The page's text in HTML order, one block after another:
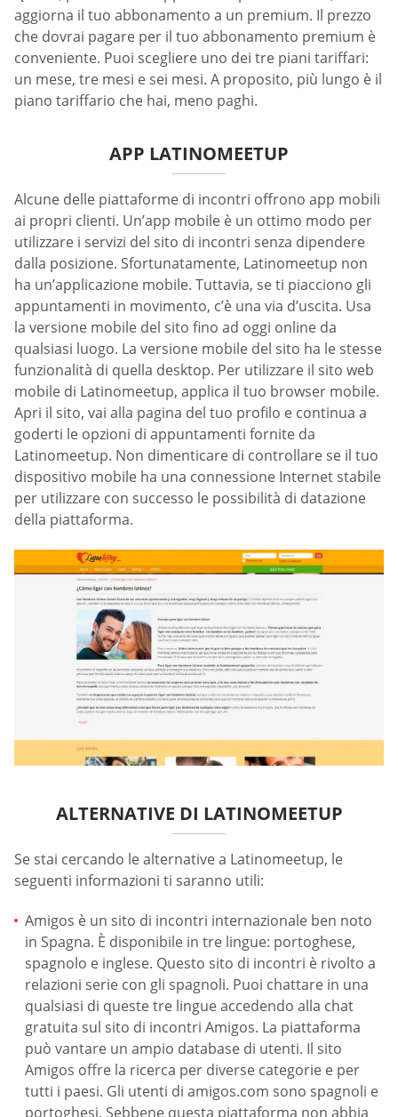
aggiorna il tuo abbonamento a un premium. Il prezzo
che dovrai pagare per il tuo abbonamento premium è
conveniente. Puoi scegliere uno dei tre piani tariffari:
un mese, tre mesi e sei mesi. A proposito, più lungo è il
piano tariffario che hai, meno paghi.
APP LATINOMEETUP
Alcune delle piattaforme di incontri offrono app mobili
ai propri clienti. Un’app mobile è un ottimo modo per
utilizzare i servizi del sito di incontri senza dipendere
dalla posizione. Sfortunatamente, Latinomeetup non
ha un’applicazione mobile. Tuttavia, se ti piacciono gli
appuntamenti in movimento, c’è una via d’uscita. Usa
la versione mobile del sito fino ad oggi online da
qualsiasi luogo. La versione mobile del sito ha le stesse
funzionalità di quella desktop. Per utilizzare il sito web
mobile di Latinomeetup, applica il tuo browser mobile.
Apri il sito, vai alla pagina del tuo profilo e continua a
goderti le opzioni di appuntamenti fornite da
Latinomeetup. Non dimenticare di controllare se il tuo
dispositivo mobile ha una connessione Internet stabile
per utilizzare con successo le possibilità di datazione
della piattaforma.
ALTERNATIVE DI LATINOMEETUP
Se stai cercando le alternative a Latinomeetup, le
seguenti informazioni ti saranno utili:
Amigos è un sito di incontri internazionale ben noto
in Spagna. È disponibile in tre lingue: portoghese,
spagnolo e inglese. Questo sito di incontri è rivolto a
relazioni serie con gli spagnoli. Puoi chattare in una
qualsiasi di queste tre lingue accedendo alla chat
gratuita sul sito di incontri Amigos. La piattaforma
può vantare un ampio database di utenti. Il sito
Amigos offre la ricerca per diverse categorie e per
tutti i paesi. Gli utenti di amigos.com sono spagnoli e
portoghesi. Sebbene questa piattaforma non abbia